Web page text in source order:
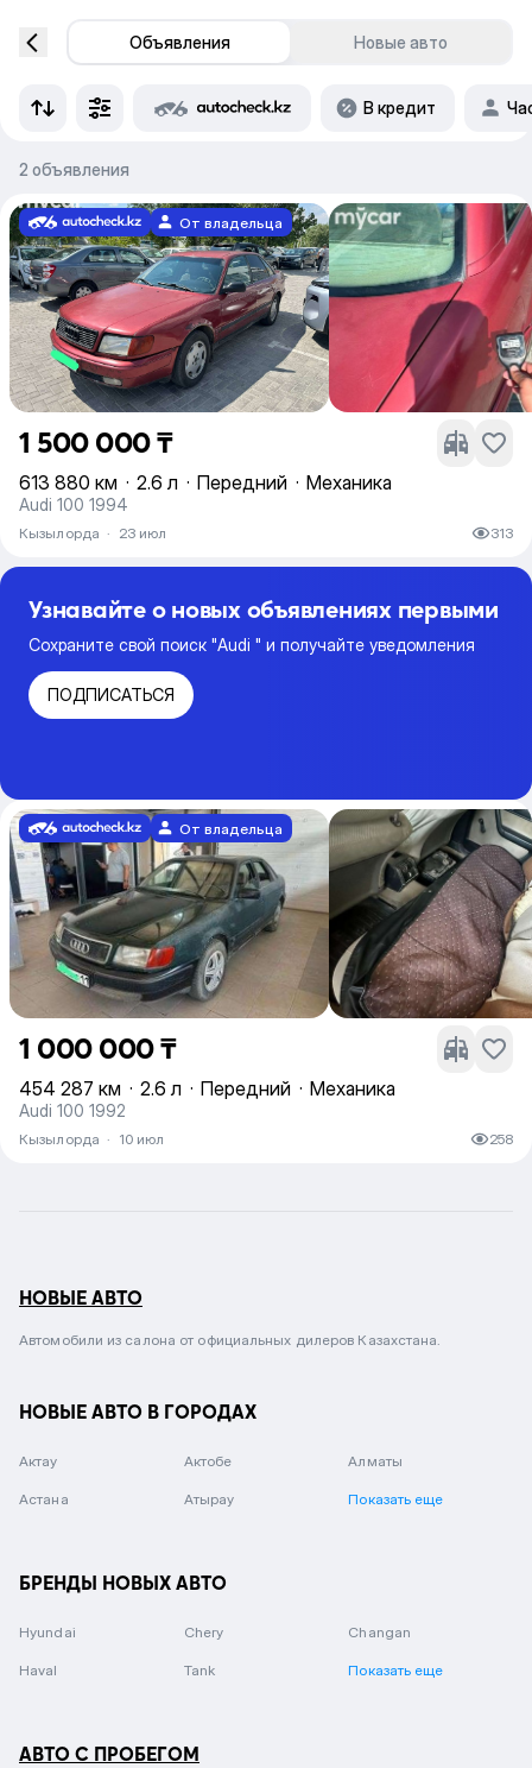
Объявления Новые авто
В кредит
2 объявления
От владельца
1 500 000 ₸
613 880 км · 2.6 л · Передний · Механика
Audi 100 1994
Кызылорда · 23 июл 313
Узнавайте о новых объявлениях первыми
Сохраните свой поиск "Audi " и получайте уведомления
ПОДПИСАТЬСЯ
От владельца
1 000 000 ₸
454 287 км · 2.6 л · Передний · Механика
Audi 100 1992
Кызылорда · 10 июл 258
НОВЫЕ АВТО
Автомобили из салона от официальных дилеров Казахстана.
НОВЫЕ АВТО В ГОРОДАХ
Актау Актобе Алматы
Астана Атырау Показать еще
БРЕНДЫ НОВЫХ АВТО
Hyundai Chery Changan
Haval Tank Показать еще
АВТО С ПРОБЕГОМ